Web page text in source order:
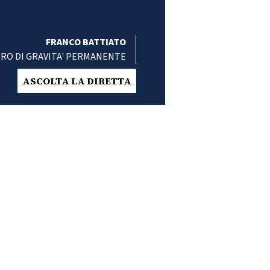
FRANCO BATTIATO
DI GRAVITA' PERMANENTE
ASCOLTA LA DIRETTA